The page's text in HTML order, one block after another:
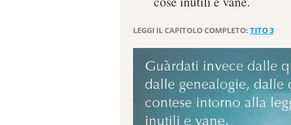
LEGGI IL CAPITOLO COMPLETO: TITO 3